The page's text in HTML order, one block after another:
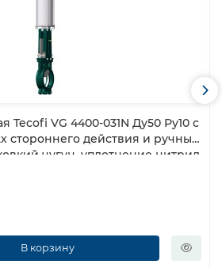
Tecofi VG 4400-031N Ду50 Ру10 с
стороннего действия и ручным
чугун, уплотнение нитрил
В корзину